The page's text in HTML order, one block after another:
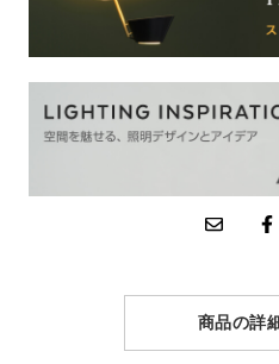
商品の詳